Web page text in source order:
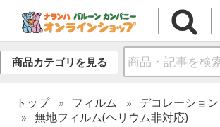
商品カテゴリを見る
トップ フィルム
デコレーション
無地フィルム(ヘリウム非対応)